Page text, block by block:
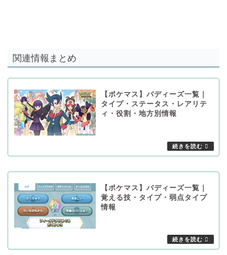
関連情報まとめ
【ポケマス】バディーズ一覧｜
タイプ・ステータス・レアリテ
ィ・役割・地方別情報
【ポケマス】バディーズ一覧｜
覚える技・タイプ・弱点タイプ
情報